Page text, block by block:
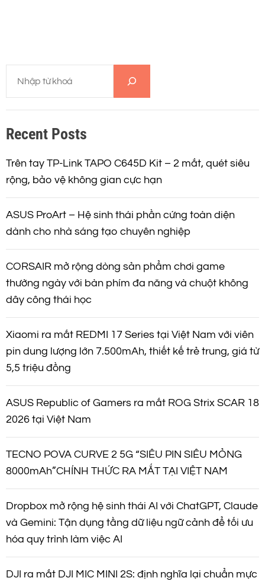
m
i
m
Recent Posts
Trên tay TP-Link TAPO C645D Kit – 2 mắt, quét siêu
rộng, bảo vệ không gian cực hạn
ASUS ProArt – Hệ sinh thái phần cứng toàn diện
dành cho nhà sáng tạo chuyên nghiệp
CORSAIR mở rộng dòng sản phẩm chơi game
thường ngày với bàn phím đa năng và chuột không
dây công thái học
Xiaomi ra mắt REDMI 17 Series tại Việt Nam với viên
pin dung lượng lớn 7.500mAh, thiết kế trẻ trung, giá từ
5,5 triệu đồng
ASUS Republic of Gamers ra mắt ROG Strix SCAR 18
2026 tại Việt Nam
TECNO POVA CURVE 2 5G “SIÊU PIN SIÊU MỎNG
8000mAh”CHÍNH THỨC RA MẮT TẠI VIỆT NAM
Dropbox mở rộng hệ sinh thái AI với ChatGPT, Claude
và Gemini: Tận dụng tầng dữ liệu ngữ cảnh để tối ưu
hóa quy trình làm việc AI
DJI ra mắt DJI MIC MINI 2S: định nghĩa lại chuẩn mực